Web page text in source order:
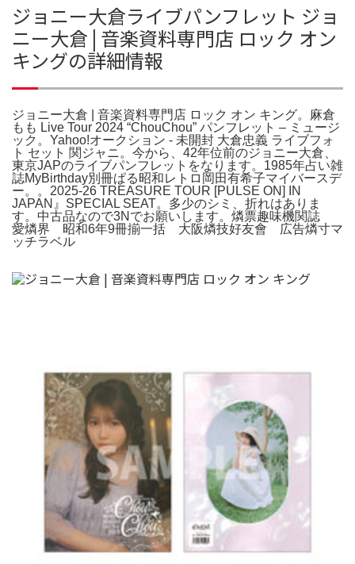
ジョニー大倉ライブパンフレット ジョ
ニー大倉 | 音楽資料専門店 ロック オン
キングの詳細情報
ジョニー大倉 | 音楽資料専門店 ロック オン キング。麻倉
もも Live Tour 2024 “ChouChou” パンフレット – ミュージ
ック。Yahoo!オークション - 未開封 大倉忠義 ライブフォ
ト セット 関ジャニ。今から、42年位前のジョニー大倉、
東京JAPのライブパンフレットをなります。1985年占い雑
誌MyBirthday別冊ぱる昭和レトロ岡田有希子マイバースデ
ー。。2025-26 TREASURE TOUR [PULSE ON] IN
JAPAN』SPECIAL SEAT。多少のシミ、折れはありま
す。中古品なので3Nでお願いします。燐票趣味機関誌
愛燐界 昭和6年9冊揃一括 大阪燐技好友會 広告燐寸マ
ッチラベル